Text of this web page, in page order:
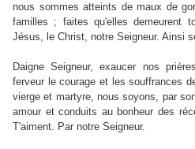
nous sommes atteints de maux de
familles ; faites qu'elles demeurent
Jésus, le Christ, notre Seigneur. Ainsi
Daigne Seigneur, exaucer nos
ferveur le courage et les souffrances
vierge et martyre, nous soyons, par
amour et conduits au bonheur des
T'aiment. Par notre Seigneur.